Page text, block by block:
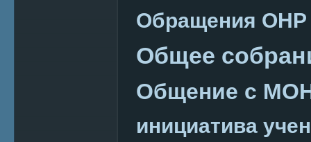
Обращения ОНР
Общее
Общение с
инициатива